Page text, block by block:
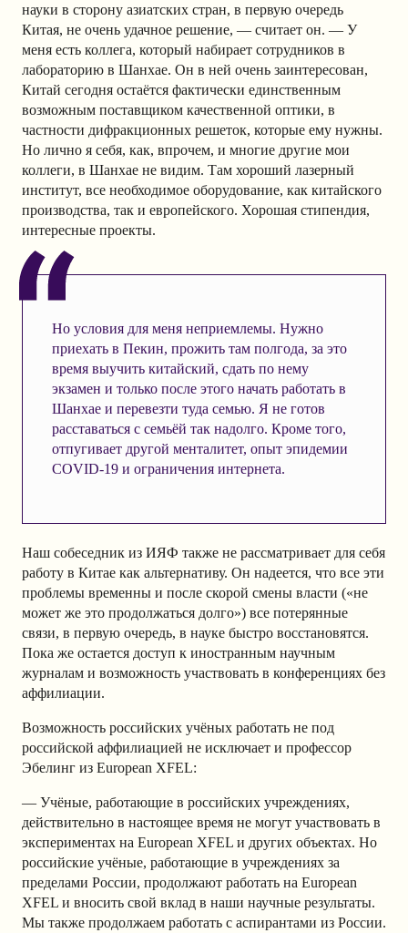
науки в сторону азиатских стран, в первую очередь
Китая, не очень удачное решение, — считает он. — У
меня есть коллега, который набирает сотрудников в
лабораторию в Шанхае. Он в ней очень заинтересован,
Китай сегодня остаётся фактически единственным
возможным поставщиком качественной оптики, в
частности дифракционных решеток, которые ему нужны.
Но лично я себя, как, впрочем, и многие другие мои
коллеги, в Шанхае не видим. Там хороший лазерный
институт, все необходимое оборудование, как китайского
производства, так и европейского. Хорошая стипендия,
интересные проекты.
Но условия для меня неприемлемы. Нужно
приехать в Пекин, прожить там полгода, за это
время выучить китайский, сдать по нему
экзамен и только после этого начать работать в
Шанхае и перевезти туда семью. Я не готов
расставаться с семьёй так надолго. Кроме того,
отпугивает другой менталитет, опыт эпидемии
COVID-19 и ограничения интернета.
Наш собеседник из ИЯФ также не рассматривает для себя
работу в Китае как альтернативу. Он надеется, что все эти
проблемы временны и после скорой смены власти («не
может же это продолжаться долго») все потерянные
связи, в первую очередь, в науке быстро восстановятся.
Пока же остается доступ к иностранным научным
журналам и возможность участвовать в конференциях без
аффилиации.
Возможность российских учёных работать не под
российской аффилиацией не исключает и профессор
Эбелинг из European XFEL:
— Учёные, работающие в российских учреждениях,
действительно в настоящее время не могут участвовать в
экспериментах на European XFEL и других объектах. Но
российские учёные, работающие в учреждениях за
пределами России, продолжают работать на European
XFEL и вносить свой вклад в наши научные результаты.
Мы также продолжаем работать с аспирантами из России.